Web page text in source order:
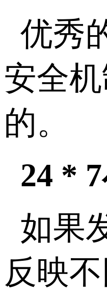
优秀
安全
的。
24 *
如果
反映